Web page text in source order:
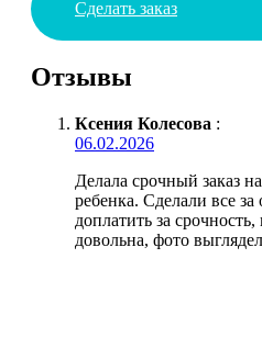
Сделать заказ
Отзывы
Ксения Колесова :
06.02.2026
Делала срочный заказ
ребенка. Сделали все
доплатить за
довольна, фото